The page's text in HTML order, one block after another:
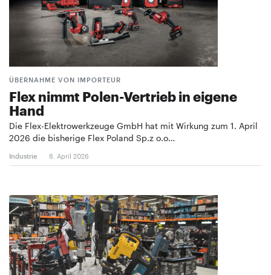
ÜBERNAHME VON IMPORTEUR
Flex nimmt Polen-Vertrieb in eigene
Hand
Die Flex-Elektrowerkzeuge GmbH hat mit Wirkung zum 1. April
2026 die bisherige Flex Poland Sp.z o.o…
Industrie 8. April 2026